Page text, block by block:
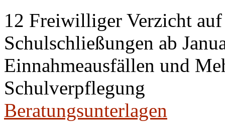
12 Freiwilliger Verzicht
Schulschließungen ab
Einnahmeausfällen und
Schulverpflegung
Beratungsunterlagen